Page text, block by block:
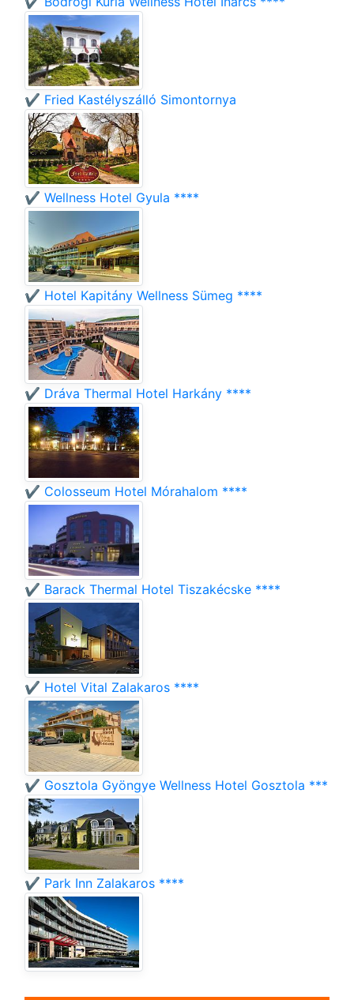
✔️ Fried Kastélyszálló Simontornya
✔️ Wellness Hotel Gyula ****
✔️ Hotel Kapitány Wellness Sümeg ****
✔️ Dráva Thermal Hotel Harkány ****
✔️ Colosseum Hotel Mórahalom ****
✔️ Barack Thermal Hotel Tiszakécske ****
✔️ Hotel Vital Zalakaros ****
✔️ Gosztola Gyöngye Wellness Hotel Gosztola ***
✔️ Park Inn Zalakaros ****